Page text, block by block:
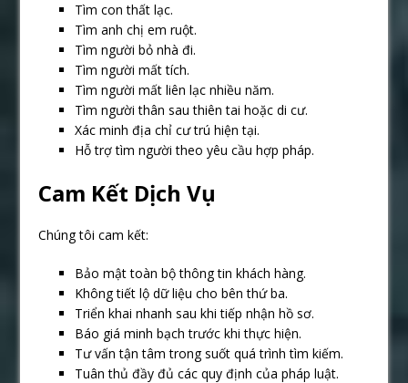
Tìm con thất lạc.
Tìm anh chị em ruột.
Tìm người bỏ nhà đi.
Tìm người mất tích.
Tìm người mất liên lạc nhiều năm.
Tìm người thân sau thiên tai hoặc di cư.
Xác minh địa chỉ cư trú hiện tại.
Hỗ trợ tìm người theo yêu cầu hợp pháp.
Cam Kết Dịch Vụ
Chúng tôi cam kết:
Bảo mật toàn bộ thông tin khách hàng.
Không tiết lộ dữ liệu cho bên thứ ba.
Triển khai nhanh sau khi tiếp nhận hồ sơ.
Báo giá minh bạch trước khi thực hiện.
Tư vấn tận tâm trong suốt quá trình tìm kiếm.
Tuân thủ đầy đủ các quy định của pháp luật.